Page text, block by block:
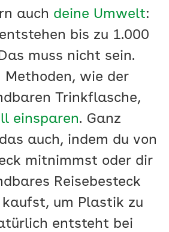
auch deine Umwelt:
bis zu 1.000
muss nicht sein.
Methoden, wie der
Trinkflasche,
einsparen. Ganz
auch, indem du von
mitnimmst oder dir
Reisebesteck
um Plastik zu
entsteht bei